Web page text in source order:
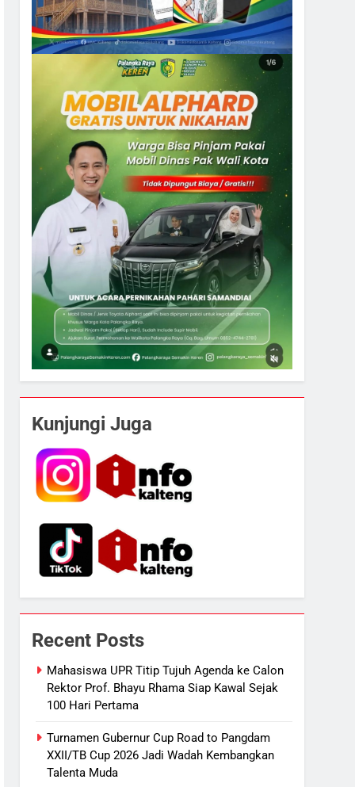
Kunjungi Juga
Recent Posts
Mahasiswa UPR Titip Tujuh Agenda ke Calon
Rektor Prof. Bhayu Rhama Siap Kawal Sejak
100 Hari Pertama
Turnamen Gubernur Cup Road to Pangdam
XXII/TB Cup 2026 Jadi Wadah Kembangkan
Talenta Muda